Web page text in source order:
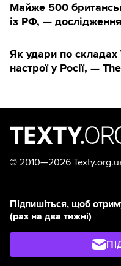
Майже 500
із РФ, — дослідження
Як удари по
настрої у Росії, —
© 2010—2026
Підпишіться, щоб
(раз на два тижні)